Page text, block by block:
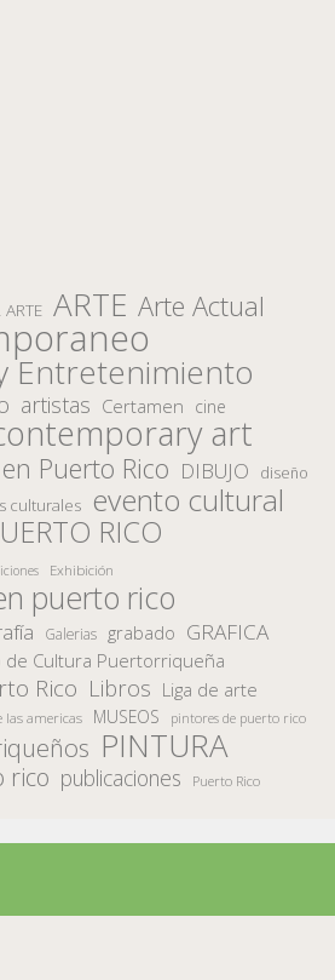
ARTE Arte Actual
Entretenimiento
artistas Certamen cine
art
Puerto Rico DIBUJO diseño
culturales evento cultural
RICO
Exhibición
puerto rico
Galerias grabado GRAFICA
de Cultura Puertorriqueña
Rico Libros Liga de arte
las americas MUSEOS pintores de puerto rico
PINTURA
rico publicaciones Puerto Rico